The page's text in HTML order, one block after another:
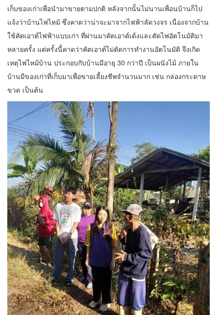
เก็บของเก่าเพื่อนำมาขายตามปกติ หลังจากนั้นไม่นานเพื่อนบ้านก็ไป
แจ้งว่าบ้านไฟไหม้ ซึ่งคาดว่าน่าจะมาจากไฟฟ้าลัดวงจร เนื่องจากบ้าน
ใช้คัตเอาต์ไฟฟ้าแบบเก่า ที่ผ่านมาคัตเอาต์เด้งและตัดไฟอัตโนมัติมา
หลายครั้ง แต่ครั้งนี้คาดว่าคัตเอาต์ไม่ตัดการทำงานอัตโนมัติ จึงเกิด
เหตุไฟไหม้บ้าน ประกอบกับบ้านมีอายุ 30 กว่าปี เป็นผนังไม้ ภายใน
บ้านมีของเก่าที่เก็บมาเพื่อขายเลี้ยงชีพจำนวนมาก เช่น กล่องกระดาษ
ขวด เป็นต้น